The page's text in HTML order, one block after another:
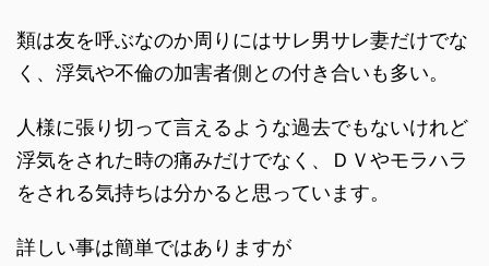
類は友を呼ぶなのか周りにはサレ男サレ妻だけでな
く、浮気や不倫の加害者側との付き合いも多い。
人様に張り切って言えるような過去でもないけれど
浮気をされた時の痛みだけでなく、ＤＶやモラハラ
をされる気持ちは分かると思っています。
詳しい事は簡単ではありますが